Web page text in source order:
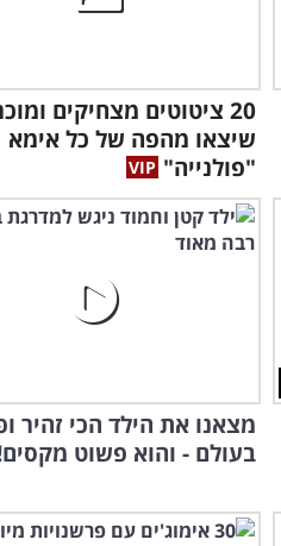
20 ציטוטים מצחיקים
שיצאו מהפה של כל אימא
"פולנייה"
מצאנו את הילד הכי זהיר
בעולם - והוא פשוט